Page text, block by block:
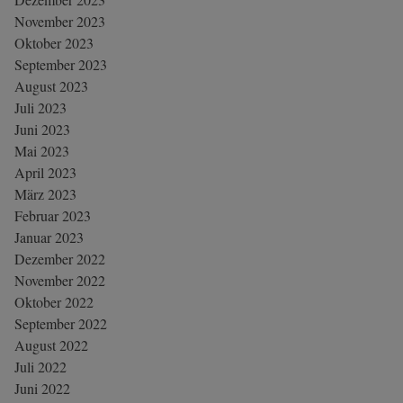
November 2023
Oktober 2023
September 2023
August 2023
Juli 2023
Juni 2023
Mai 2023
April 2023
März 2023
Februar 2023
Januar 2023
Dezember 2022
November 2022
Oktober 2022
September 2022
August 2022
Juli 2022
Juni 2022